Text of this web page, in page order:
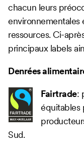
chacun leurs
environnementales
ressources. Ci-
principaux labels
Denrées
Fairtrade:
équitables
Sud.